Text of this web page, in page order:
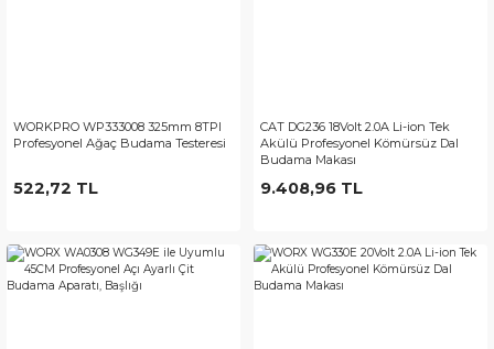
WORKPRO WP333008 325mm 8TPI
Profesyonel Ağaç Budama Testeresi
522,72 TL
CAT DG236 18Volt 2.0A Li-ion Tek
Akülü Profesyonel Kömürsüz Dal
Budama Makası
9.408,96 TL